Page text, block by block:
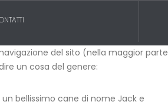
del sito (nella maggior parte
un cosa del genere:
bellissimo cane di nome Jack e